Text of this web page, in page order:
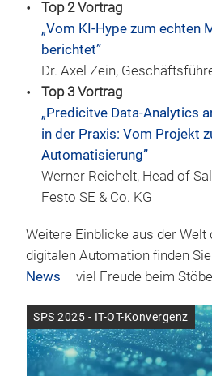
Top 2 Vortrag
„Vom KI-Hype zum echten
berichtet”
Dr. Axel Zein,
Top 3 Vortrag
„Predicitve Data-Analytics
in der Praxis: Vom Projekt
Automatisierung”
Werner Reichelt, Head of
Festo SE & Co. KG
Weitere Einblicke aus der Welt
digitalen Automation finden
News – viel Freude beim
SPS 2025 - IT-OT-Konvergenz